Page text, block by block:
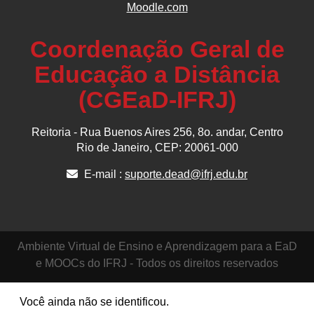
Moodle.com
Coordenação Geral de
Educação a Distância
(CGEaD-IFRJ)
Reitoria - Rua Buenos Aires 256, 8o. andar, Centro
Rio de Janeiro, CEP: 20061-000
E-mail : suporte.dead@ifrj.edu.br
Ambiente Virtual de Ensino e Aprendizagem para a EaD
e MOOCs do IFRJ - Todos os direitos reservados
Você ainda não se identificou.